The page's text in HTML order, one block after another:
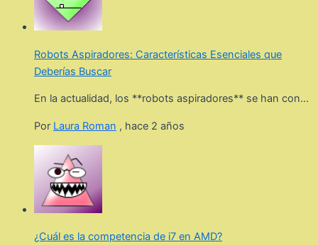
Robots Aspiradores: Características Esenciales que
Deberías Buscar
En la actualidad, los **robots aspiradores** se han con...
Por Laura Roman , hace 2 años
¿Cuál es la competencia de i7 en AMD?